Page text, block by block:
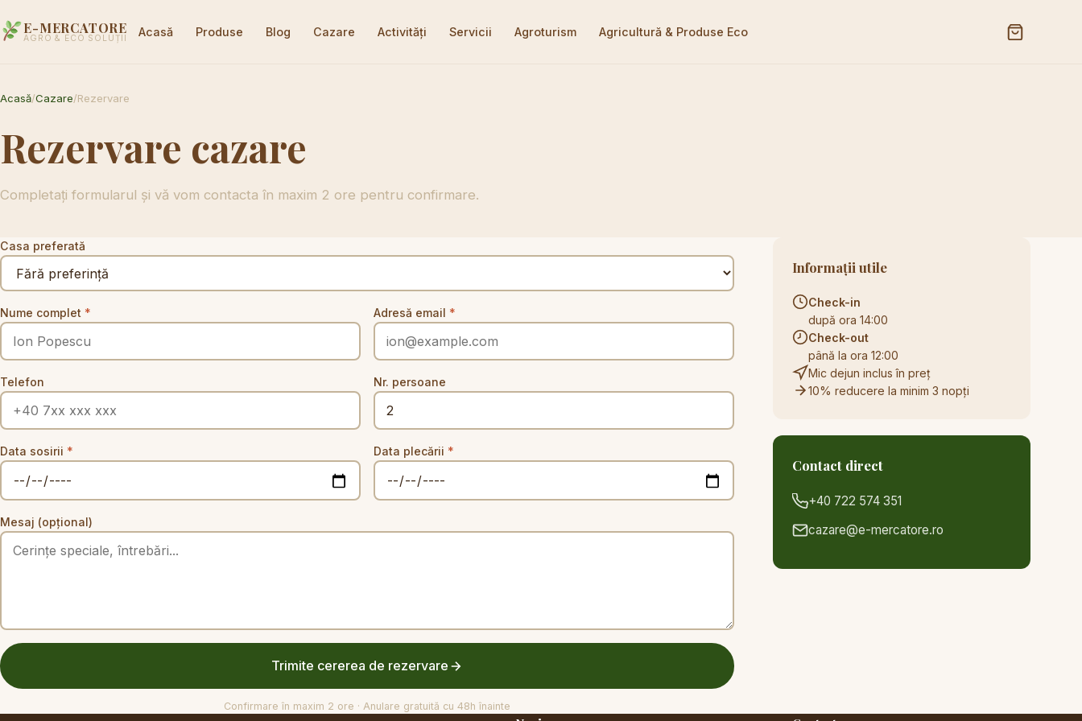
E-MERCATORE
AGRO & ECO SOLUȚII Acasă Produse Blog Cazare Activități Servicii Agroturism Agricultură & Produse Eco
Acasă/Cazare/Rezervare
Rezervare cazare
Completați formularul și vă vom contacta în maxim 2 ore pentru confirmare.
Casa preferată
Nume complet * Adresă email *
Telefon Nr. persoane
Data sosirii * Data plecării *
Mesaj (opțional)
Trimite cererea de rezervare
Confirmare în maxim 2 ore · Anulare gratuită cu 48h înainte
Informații utile
Check-in
după ora 14:00
Check-out
până la ora 12:00
Mic dejun inclus în preț
10% reducere la minim 3 nopți
Contact direct
+40 722 574 351
cazare@e-mercatore.ro